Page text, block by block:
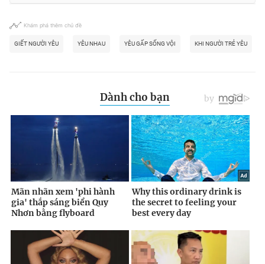
Khám phá thêm chủ đề
GIẾT NGƯỜI YÊU YÊU NHAU YÊU GẤP SỐNG VỘI KHI NGƯỜI TRẺ YÊU